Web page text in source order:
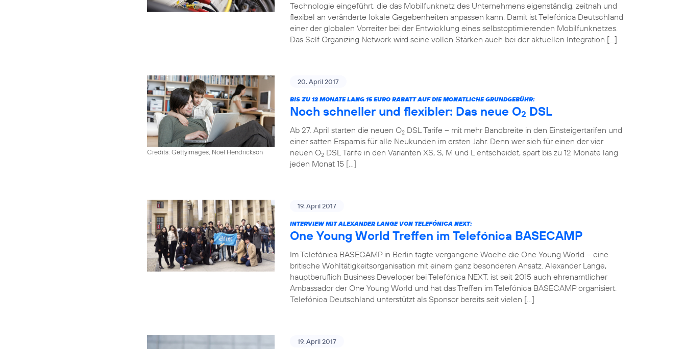
Technologie eingeführt, die das Mobilfunknetz des Unternehmens eigenständig, zeitnah und
flexibel an veränderte lokale Gegebenheiten anpassen kann. Damit ist Telefónica Deutschland
einer der globalen Vorreiter bei der Entwicklung eines selbstoptimierenden Mobilfunknetzes.
Das Self Organizing Network wird seine vollen Stärken auch bei der aktuellen Integration […]
Credits: Gettyimages, Noel Hendrickson
20. April 2017
BIS ZU 12 MONATE LANG 15 EURO RABATT AUF DIE MONATLICHE GRUNDGEBÜHR:
Noch schneller und flexibler: Das neue O2 DSL
Ab 27. April starten die neuen O2 DSL Tarife – mit mehr Bandbreite in den Einsteigertarifen und
einer satten Ersparnis für alle Neukunden im ersten Jahr. Denn wer sich für einen der vier
neuen O2 DSL Tarife in den Varianten XS, S, M und L entscheidet, spart bis zu 12 Monate lang
jeden Monat 15 […]
19. April 2017
INTERVIEW MIT ALEXANDER LANGE VON TELEFÓNICA NEXT:
One Young World Treffen im Telefónica BASECAMP
Im Telefónica BASECAMP in Berlin tagte vergangene Woche die One Young World – eine
britische Wohltätigkeitsorganisation mit einem ganz besonderen Ansatz. Alexander Lange,
hauptberuflich Business Developer bei Telefónica NEXT, ist seit 2015 auch ehrenamtlicher
Ambassador der One Young World und hat das Treffen im Telefónica BASECAMP organisiert.
Telefónica Deutschland unterstützt als Sponsor bereits seit vielen […]
19. April 2017